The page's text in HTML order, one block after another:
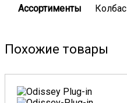
Ассортименты
Похожие товары